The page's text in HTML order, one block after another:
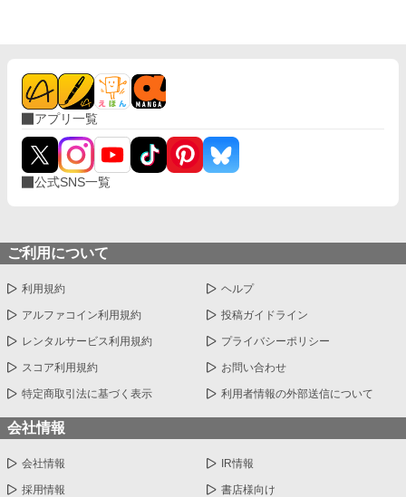
アプリ一覧
公式SNS一覧
ご利用について
利用規約 ヘルプ
アルファコイン利用規約 投稿ガイドライン
レンタルサービス利用規約 プライバシーポリシー
スコア利用規約 お問い合わせ
特定商取引法に基づく表示 利用者情報の外部送信について
会社情報
会社情報 IR情報
採用情報 書店様向け